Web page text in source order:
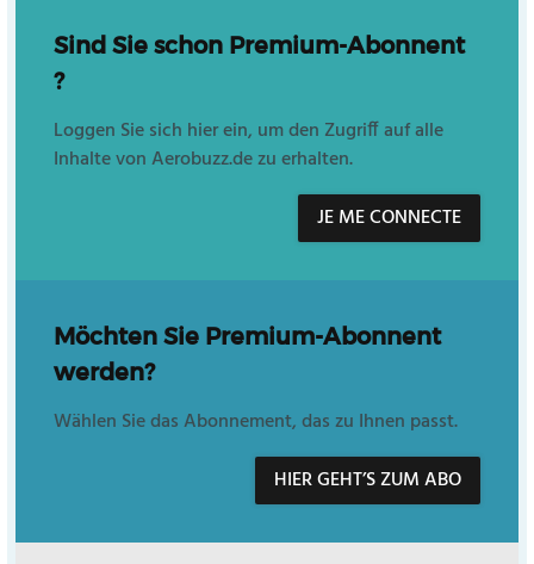
Sind Sie schon Premium-Abonnent
?
Loggen Sie sich hier ein, um den Zugriff auf alle
Inhalte von Aerobuzz.de zu erhalten.
JE ME CONNECTE
Möchten Sie Premium-Abonnent
werden?
Wählen Sie das Abonnement, das zu Ihnen passt.
HIER GEHT’S ZUM ABO